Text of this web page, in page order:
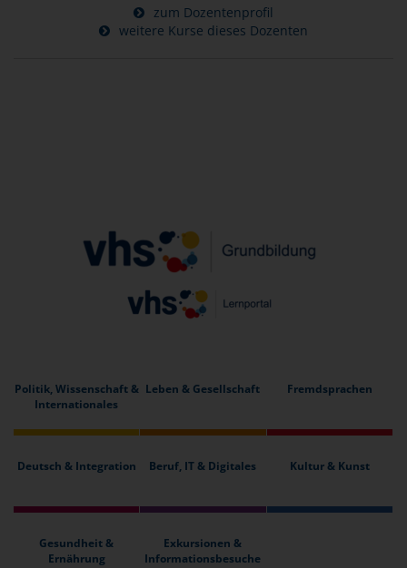
zum Dozentenprofil
weitere Kurse dieses Dozenten
Politik, Wissenschaft &
Internationales
Leben & Gesellschaft Fremdsprachen
Deutsch & Integration Beruf, IT & Digitales Kultur & Kunst
Gesundheit &
Ernährung
Exkursionen &
Informationsbesuche